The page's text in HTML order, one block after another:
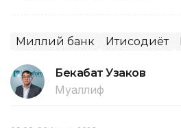
Миллий банк Иқтисодиёт
Бекабат Узаков
Муаллиф